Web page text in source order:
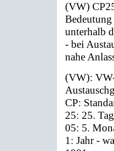
(VW)
unterhalb
- bei
nahe
(VW):
CP:
25: 25. Tag
05: 5.
1: Jahr -